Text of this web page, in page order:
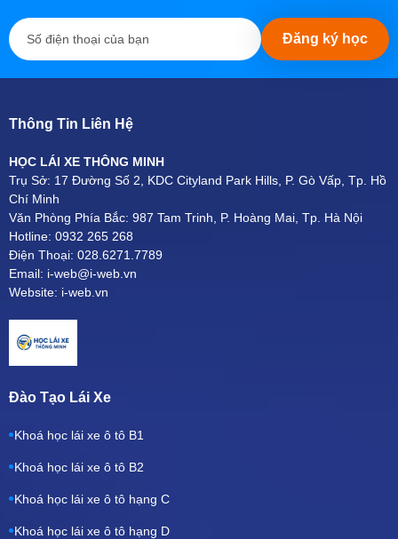
Đăng ký học
Thông Tin Liên Hệ
HỌC LÁI XE THÔNG MINH
Trụ Sở: 17 Đường Số 2, KDC Cityland Park Hills, P. Gò Vấp, Tp. Hồ
Chí Minh
Văn Phòng Phía Bắc: 987 Tam Trinh, P. Hoàng Mai, Tp. Hà Nội
Hotline: 0932 265 268
Điện Thoại: 028.6271.7789
Email: i-web@i-web.vn
Website: i-web.vn
Đào Tạo Lái Xe
Khoá học lái xe ô tô B1
Khoá học lái xe ô tô B2
Khoá học lái xe ô tô hạng C
Khoá học lái xe ô tô hạng D